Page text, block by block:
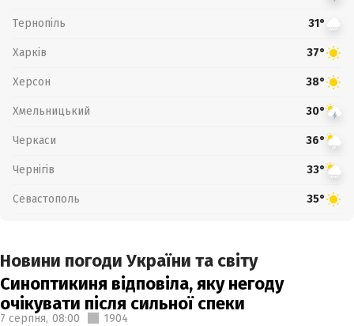
Тернопіль 31°
Харків 37°
Херсон 38°
Хмельницький 30°
Черкаси 36°
Чернігів 33°
Севастополь 35°
Новини погоди України та світу
Синоптикиня відповіла, яку негоду
очікувати після сильної спеки
7 серпня, 08:00 1904